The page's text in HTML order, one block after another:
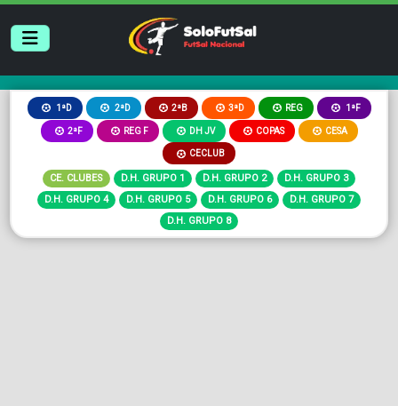
1ªD 2ªD 2ªB 3ªD REG 1ªF
2ªF REG F DH JV COPAS CESA
CECLUB
CE. CLUBES D.H. GRUPO 1 D.H. GRUPO 2
D.H. GRUPO 3
D.H. GRUPO 4
D.H. GRUPO 5 D.H. GRUPO 6
D.H. GRUPO 7
D.H. GRUPO 8